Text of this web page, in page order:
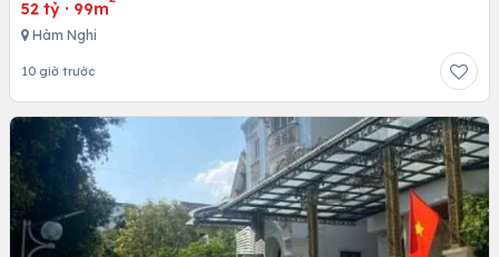
52 tỷ · 99m
Hàm Nghi
10 giờ trước